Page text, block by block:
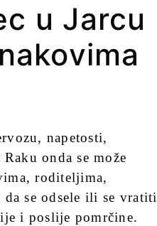
u Jarcu
napetosti,
onda se može
roditeljima,
se odsele ili se vratiti
i poslije pomrčine.